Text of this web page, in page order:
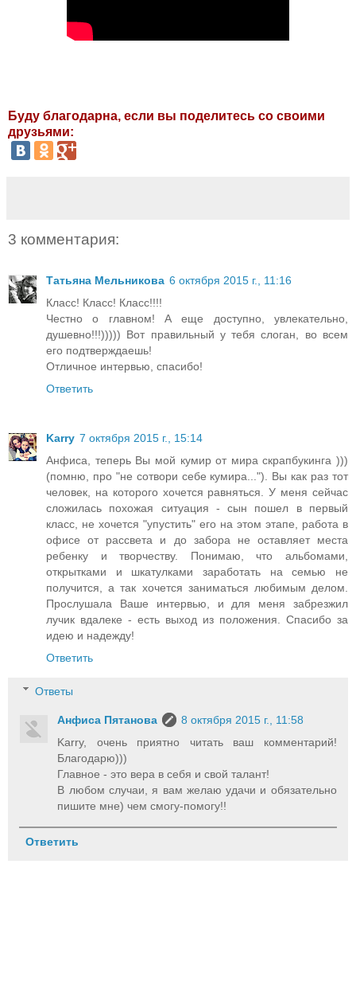
Буду благодарна, если вы поделитесь со своими
друзьями:
3 комментария:
Татьяна Мельникова 6 октября 2015 г., 11:16
Класс! Класс! Класс!!!!
Честно о главном! А еще доступно, увлекательно,
душевно!!!))))) Вот правильный у тебя слоган, во всем
его подтверждаешь!
Отличное интервью, спасибо!
Ответить
Karry 7 октября 2015 г., 15:14
Анфиса, теперь Вы мой кумир от мира скрапбукинга )))
(помню, про "не сотвори себе кумира..."). Вы как раз тот
человек, на которого хочется равняться. У меня сейчас
сложилась похожая ситуация - сын пошел в первый
класс, не хочется "упустить" его на этом этапе, работа в
офисе от рассвета и до забора не оставляет места
ребенку и творчеству. Понимаю, что альбомами,
открытками и шкатулками заработать на семью не
получится, а так хочется заниматься любимым делом.
Прослушала Ваше интервью, и для меня забрезжил
лучик вдалеке - есть выход из положения. Спасибо за
идею и надежду!
Ответить
Ответы
Анфиса Пятанова
8 октября 2015 г., 11:58
Karry, очень приятно читать ваш комментарий!
Благодарю)))
Главное - это вера в себя и свой талант!
В любом случаи, я вам желаю удачи и обязательно
пишите мне) чем смогу-помогу!!
Ответить